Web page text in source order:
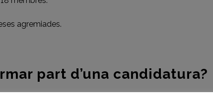
agremiades.
part d’una candidatura?
de Barcelona que compleixi: